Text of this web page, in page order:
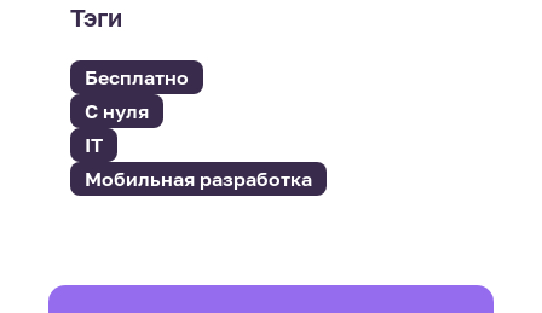
Тэги
Бесплатно
С нуля
IT
Мобильная разработка